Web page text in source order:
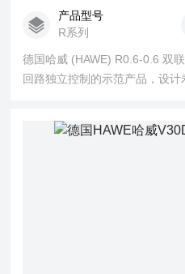
产品型号
R系列
德国哈威 (HAWE) R0.6-0.6 双
回路独立控制的示范产品，设计